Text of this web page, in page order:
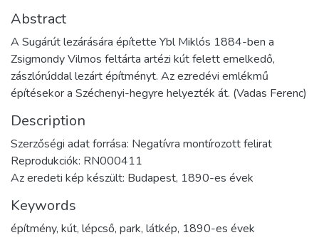
Abstract
A Sugárút lezárására építette Ybl Miklós 1884-ben a
Zsigmondy Vilmos feltárta artézi kút felett emelkedő,
zászlórúddal lezárt építményt. Az ezredévi emlékmű
építésekor a Széchenyi-hegyre helyezték át. (Vadas Ferenc)
Description
Szerzőségi adat forrása: Negatívra montírozott felirat
Reprodukciók: RN000411
Az eredeti kép készült: Budapest, 1890-es évek
Keywords
építmény, kút, lépcső, park, látkép, 1890-es évek